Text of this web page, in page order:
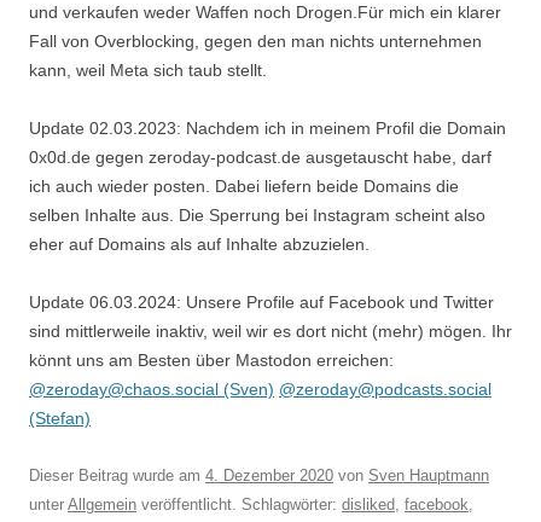
und verkaufen weder Waffen noch Drogen.Für mich ein klarer
Fall von Overblocking, gegen den man nichts unternehmen
kann, weil Meta sich taub stellt.
Update 02.03.2023: Nachdem ich in meinem Profil die Domain
0x0d.de gegen zeroday-podcast.de ausgetauscht habe, darf
ich auch wieder posten. Dabei liefern beide Domains die
selben Inhalte aus. Die Sperrung bei Instagram scheint also
eher auf Domains als auf Inhalte abzuzielen.
Update 06.03.2024: Unsere Profile auf Facebook und Twitter
sind mittlerweile inaktiv, weil wir es dort nicht (mehr) mögen. Ihr
könnt uns am Besten über Mastodon erreichen:
@zeroday@chaos.social (Sven) @zeroday@podcasts.social
(Stefan)
Dieser Beitrag wurde am 4. Dezember 2020 von Sven Hauptmann
unter Allgemein veröffentlicht. Schlagwörter: disliked facebook